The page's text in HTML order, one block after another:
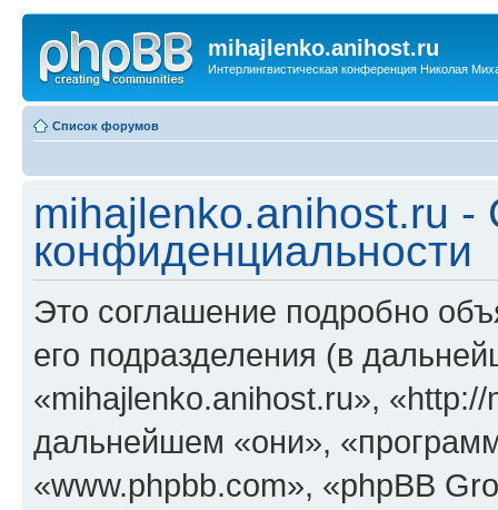
mihajlenko.anihost.ru
Интерлингвистическая конференция Николая
Список форумов
mihajlenko.anihost.ru -
конфиденциальности
Это соглашение подробно
его подразделения (в
«mihajlenko.anihost.ru»,
дальнейшем «они»,
«www.phpbb.com», «phpBB